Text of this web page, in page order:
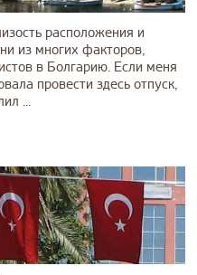
расположения и
из многих факторов,
в Болгарию. Если меня
провести здесь отпуск,
...